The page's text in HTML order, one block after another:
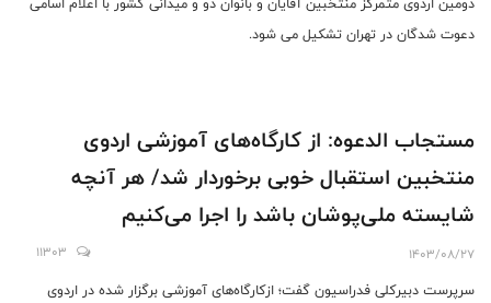
دعوت شدگان در تهران تشکیل می شود.
مستجاب الدعوه: از کارگاه‌های آموزشی اردوی
منتخبین استقبال خوبی برخوردار شد/ هر آنچه
شایسته ملی‌پوشان باشد را اجرا می‌کنیم
1403/08/27
11303
سرپرست دبیرکلی فدراسیون گفت؛ ازکارگاه‌های آموزشی برگزار شده در اردوی